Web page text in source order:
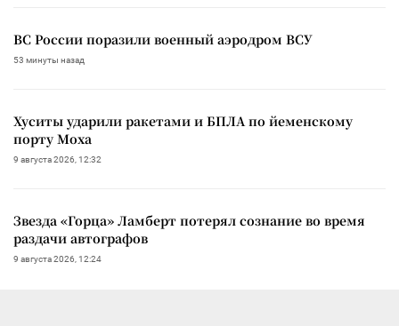
ВС России поразили военный аэродром ВСУ
53 минуты назад
Хуситы ударили ракетами и БПЛА по йеменскому
порту Моха
9 августа 2026, 12:32
Звезда «Горца» Ламберт потерял сознание во время
раздачи автографов
9 августа 2026, 12:24